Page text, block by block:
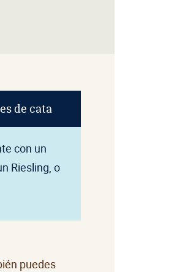
de cata
con un
Riesling, o
puedes